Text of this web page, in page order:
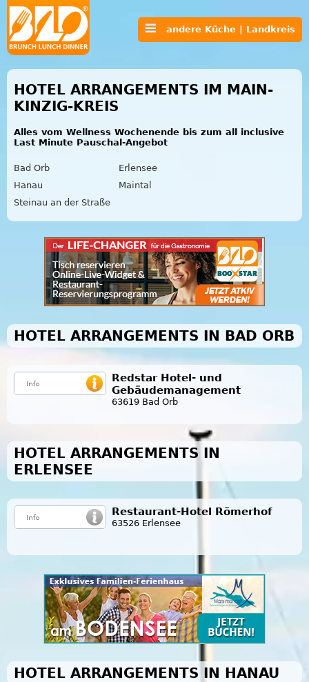
andere Küche | Landkreis
HOTEL ARRANGEMENTS IM MAIN-
KINZIG-KREIS
Alles vom Wellness Wochenende bis zum all inclusive
Last Minute Pauschal-Angebot
Bad Orb
Erlensee
Hanau
Maintal
Steinau an der Straße
HOTEL ARRANGEMENTS IN BAD ORB
Redstar Hotel- und
Gebäudemanagement
63619 Bad Orb
HOTEL ARRANGEMENTS IN
ERLENSEE
Restaurant-Hotel Römerhof
63526 Erlensee
HOTEL ARRANGEMENTS IN HANAU